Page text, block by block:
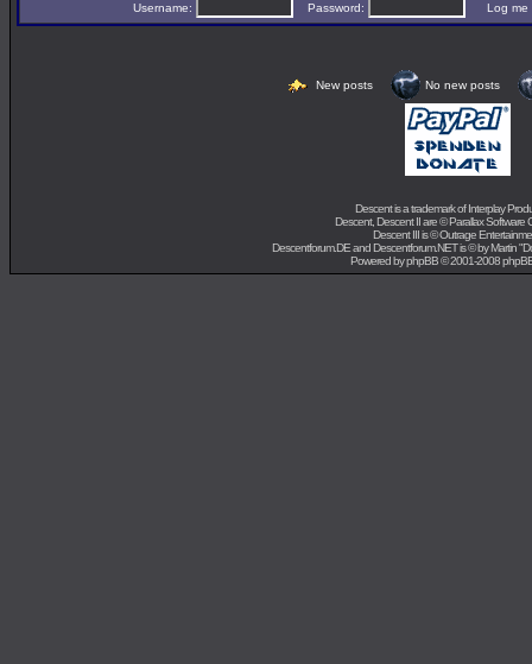
Username: Password: Log me
New posts No new posts
Descent is a trademark ofInterplay
Descent, Descent II are ©Parallax Software
Descent III is ©Outrage
Descentforum.DE and Descentforum.NET is © byMartin
Powered byphpBB© 2001-2008